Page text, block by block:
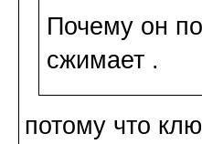
Почему он
сжимает .
потому что